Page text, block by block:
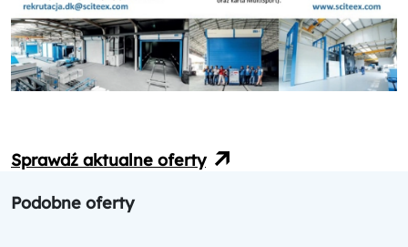
Sprawdź aktualne oferty
Podobne oferty